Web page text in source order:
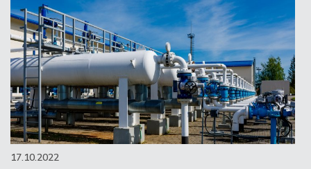
17.10.2022